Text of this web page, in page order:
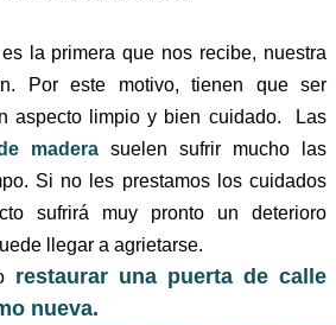
la primera que nos recibe, nuestra
Por este motivo, tienen que ser
aspecto limpio y bien cuidado. Las
madera suelen sufrir mucho las
Si no les prestamos los cuidados
sufrirá muy pronto un deterioro
llegar a agrietarse.
restaurar una puerta de calle
nueva.